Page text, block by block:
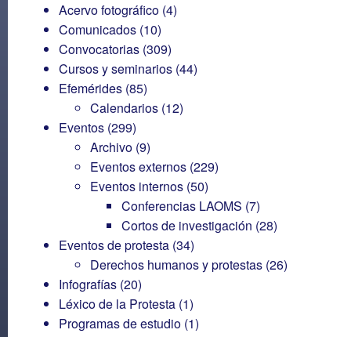
Acervo fotográfico (4)
Comunicados (10)
Convocatorias (309)
Cursos y seminarios (44)
Efemérides (85)
Calendarios (12)
Eventos (299)
Archivo (9)
Eventos externos (229)
Eventos internos (50)
Conferencias LAOMS (7)
Cortos de investigación (28)
Eventos de protesta (34)
Derechos humanos y protestas (26)
Infografías (20)
Léxico de la Protesta (1)
Programas de estudio (1)